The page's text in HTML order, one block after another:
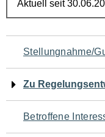
Navigation
für
den
Seiteninhalt
Stellungnahme/
Zu
Betroffene